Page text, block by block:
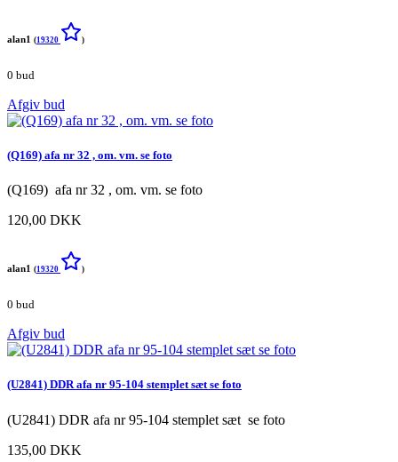
alan1 (19320 )
0 bud
Afgiv bud
(Q169) afa nr 32 , om. vm. se foto
(Q169) afa nr 32 , om. vm. se foto
120,00 DKK
alan1 (19320 )
0 bud
Afgiv bud
(U2841) DDR afa nr 95-104 stemplet sæt se foto
(U2841) DDR afa nr 95-104 stemplet sæt se foto
135,00 DKK